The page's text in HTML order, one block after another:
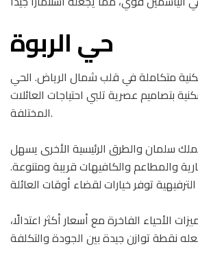
حي الربوة
متكاملة في قلب شمال الرياض. الحي
بتصاميم عصرية تلبي احتياجات العائلات
المختلفة.
سلمان والطرق الرئيسية الأخرى يسهل
والمطاعم والكافيهات قريبة ومتنوعة.
الأحياء الفاخرة مع أسعار أكثر اعتدالًا،